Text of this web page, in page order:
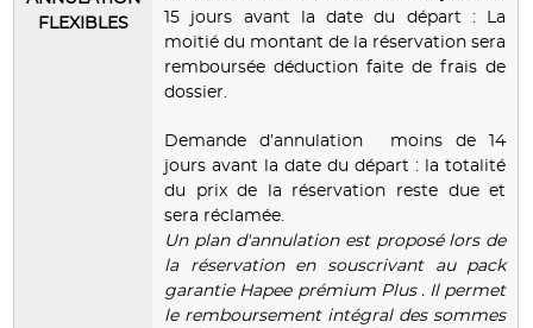
FLEXIBLES
15 jours avant la date du départ : La
moitié du montant de la réservation sera
remboursée déduction faite de frais de
dossier.
Demande d’annulation moins de 14
jours avant la date du départ : la totalité
du prix de la réservation reste due et
sera réclamée.
Un plan d'annulation est proposé lors de
la réservation en souscrivant au pack
garantie Hapee prémium Plus . Il permet
le remboursement intégral des sommes